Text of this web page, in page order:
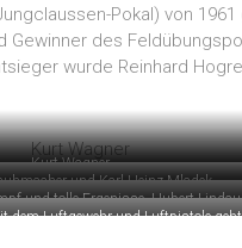
Pokal) von
Gewinner des
wurde Reinhard
Kurt Wagner
und Karl-Heinz Mladek
und tolle Ergenisse. Hubert
Wilhelm Steen
dem Luftgewehr und Luftpistole